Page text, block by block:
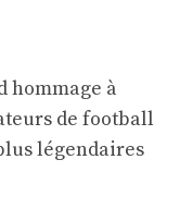
hommage à
de football
légendaires